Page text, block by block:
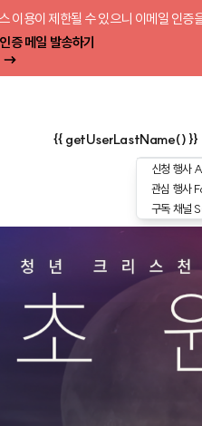
이용이 제한될 수 있으니 이메일 인증
인증 메일 발송하기
{{ getUserLastName() }}
신청 행사
관심 행사
구독 채널